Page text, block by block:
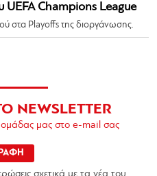
Champions League
στα Playoffs της διοργάνωσης.
NEWSLETTER
ομάδας μας στο e-mail σας